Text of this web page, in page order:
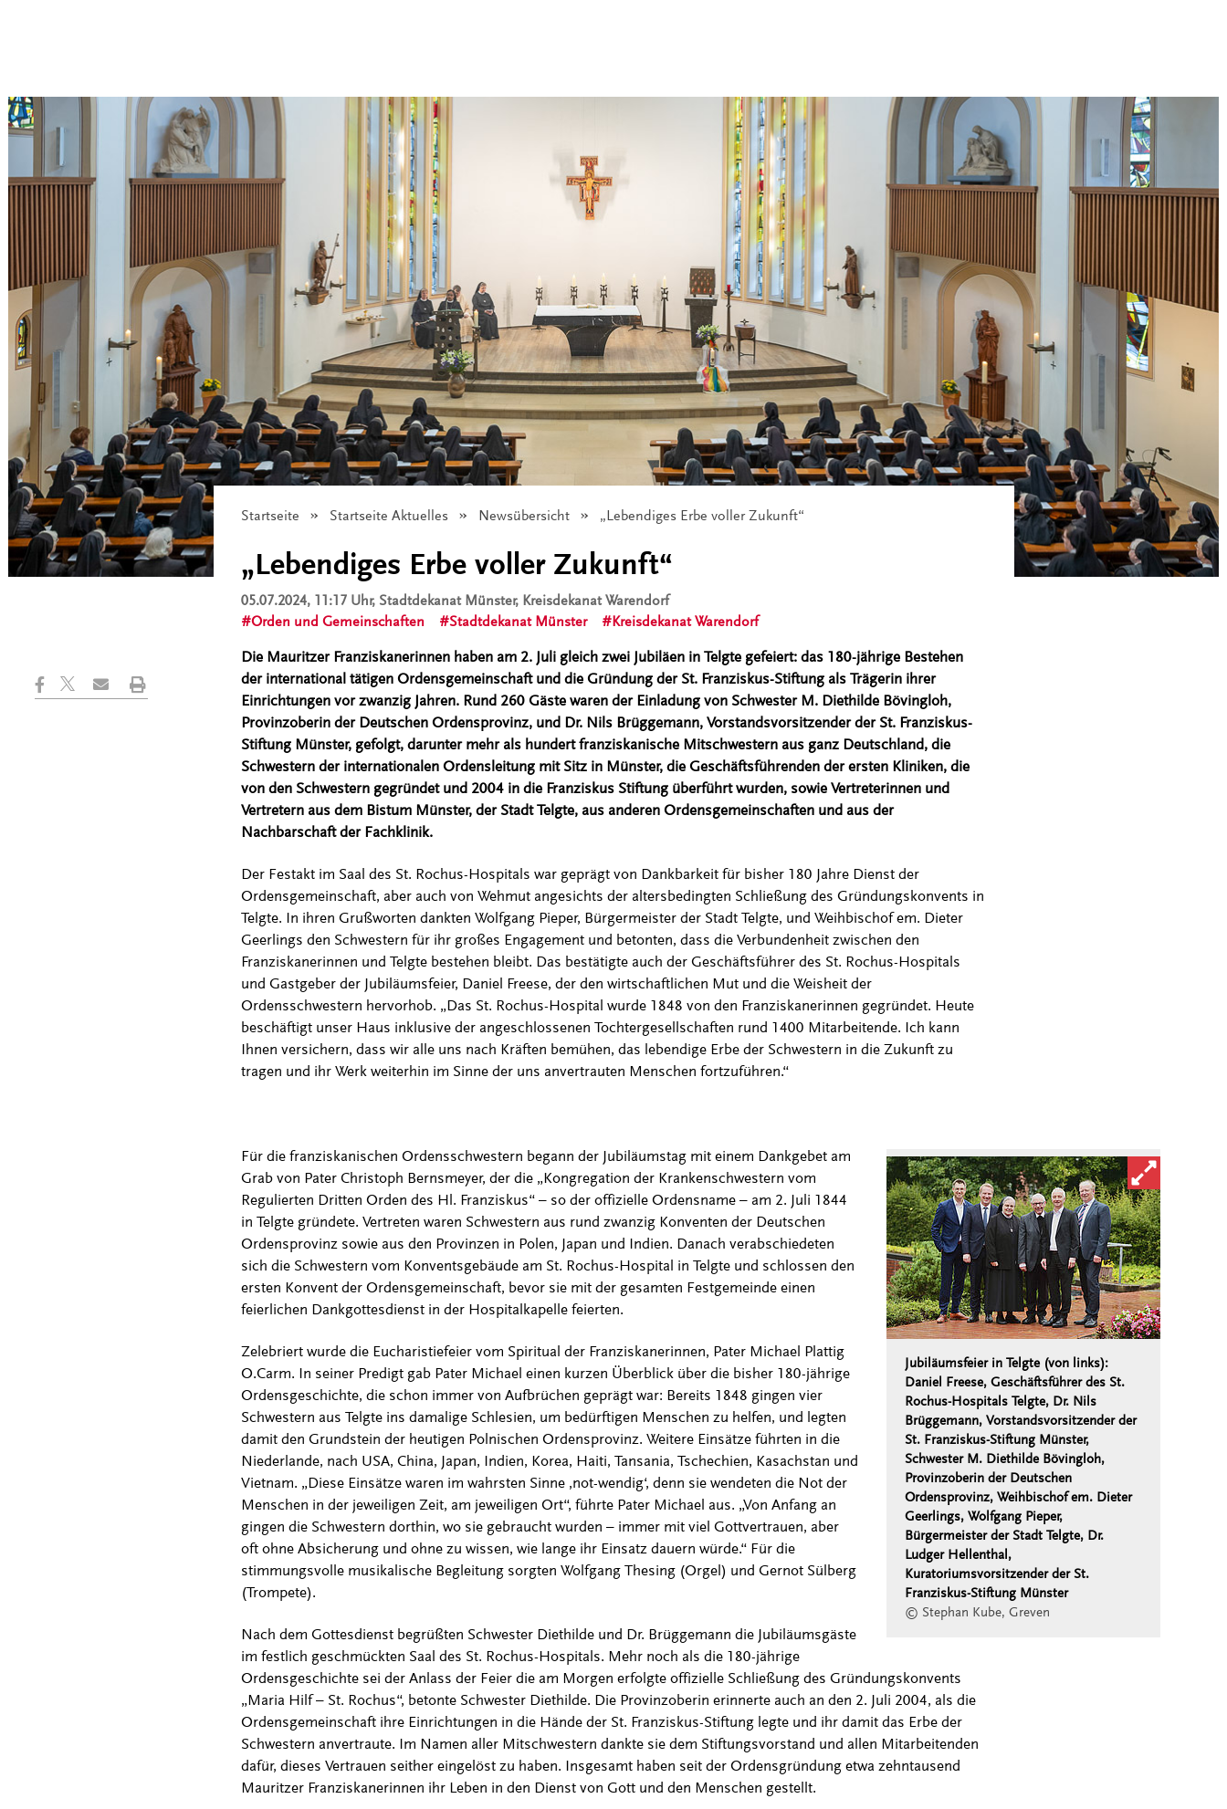
Startseite Startseite Aktuelles Newsübersicht Angezeigt:
„Lebendiges Erbe voller Zukunft“
„Lebendiges Erbe voller Zukunft“
05.07.2024, 11:17 Uhr, Stadtdekanat Münster, Kreisdekanat Warendorf
Orden und Gemeinschaften
Stadtdekanat Münster Kreisdekanat Warendorf
Die Mauritzer Franziskanerinnen haben am 2. Juli gleich zwei Jubiläen in Telgte gefeiert: das 180-jährige Bestehen
der international tätigen Ordensgemeinschaft und die Gründung der St. Franziskus-Stiftung als Trägerin ihrer
Einrichtungen vor zwanzig Jahren. Rund 260 Gäste waren der Einladung von Schwester M. Diethilde Bövingloh,
Provinzoberin der Deutschen Ordensprovinz, und Dr. Nils Brüggemann, Vorstandsvorsitzender der St. Franziskus-
Stiftung Münster, gefolgt, darunter mehr als hundert franziskanische Mitschwestern aus ganz Deutschland, die
Schwestern der internationalen Ordensleitung mit Sitz in Münster, die Geschäftsführenden der ersten Kliniken, die
von den Schwestern gegründet und 2004 in die Franziskus Stiftung überführt wurden, sowie Vertreterinnen und
Vertretern aus dem Bistum Münster, der Stadt Telgte, aus anderen Ordensgemeinschaften und aus der
Nachbarschaft der Fachklinik.
Der Festakt im Saal des St. Rochus-Hospitals war geprägt von Dankbarkeit für bisher 180 Jahre Dienst der
Ordensgemeinschaft, aber auch von Wehmut angesichts der altersbedingten Schließung des Gründungskonvents in
Telgte. In ihren Grußworten dankten Wolfgang Pieper, Bürgermeister der Stadt Telgte, und Weihbischof em. Dieter
Geerlings den Schwestern für ihr großes Engagement und betonten, dass die Verbundenheit zwischen den
Franziskanerinnen und Telgte bestehen bleibt. Das bestätigte auch der Geschäftsführer des St. Rochus-Hospitals
und Gastgeber der Jubiläumsfeier, Daniel Freese, der den wirtschaftlichen Mut und die Weisheit der
Ordensschwestern hervorhob. „Das St. Rochus-Hospital wurde 1848 von den Franziskanerinnen gegründet. Heute
beschäftigt unser Haus inklusive der angeschlossenen Tochtergesellschaften rund 1400 Mitarbeitende. Ich kann
Ihnen versichern, dass wir alle uns nach Kräften bemühen, das lebendige Erbe der Schwestern in die Zukunft zu
tragen und ihr Werk weiterhin im Sinne der uns anvertrauten Menschen fortzuführen.“
Bild in
Jubiläumsfeier in Telgte (von links):
Daniel Freese, Geschäftsführer des St.
Rochus-Hospitals Telgte, Dr. Nils
Brüggemann, Vorstandsvorsitzender der
St. Franziskus-Stiftung Münster,
Schwester M. Diethilde Bövingloh,
Provinzoberin der Deutschen
Ordensprovinz, Weihbischof em. Dieter
Geerlings, Wolfgang Pieper,
Bürgermeister der Stadt Telgte, Dr.
Ludger Hellenthal,
Kuratoriumsvorsitzender der St.
Franziskus-Stiftung Münster
© Stephan Kube, Greven
Für die franziskanischen Ordensschwestern begann der Jubiläumstag mit einem Dankgebet am
Grab von Pater Christoph Bernsmeyer, der die „Kongregation der Krankenschwestern vom
Regulierten Dritten Orden des Hl. Franziskus“ – so der offizielle Ordensname – am 2. Juli 1844
in Telgte gründete. Vertreten waren Schwestern aus rund zwanzig Konventen der Deutschen
Ordensprovinz sowie aus den Provinzen in Polen, Japan und Indien. Danach verabschiedeten
sich die Schwestern vom Konventsgebäude am St. Rochus-Hospital in Telgte und schlossen den
ersten Konvent der Ordensgemeinschaft, bevor sie mit der gesamten Festgemeinde einen
feierlichen Dankgottesdienst in der Hospitalkapelle feierten.
Zelebriert wurde die Eucharistiefeier vom Spiritual der Franziskanerinnen, Pater Michael Plattig
O.Carm. In seiner Predigt gab Pater Michael einen kurzen Überblick über die bisher 180-jährige
Ordensgeschichte, die schon immer von Aufbrüchen geprägt war: Bereits 1848 gingen vier
Schwestern aus Telgte ins damalige Schlesien, um bedürftigen Menschen zu helfen, und legten
damit den Grundstein der heutigen Polnischen Ordensprovinz. Weitere Einsätze führten in die
Niederlande, nach USA, China, Japan, Indien, Korea, Haiti, Tansania, Tschechien, Kasachstan und
Vietnam. „Diese Einsätze waren im wahrsten Sinne ‚not-wendig‘, denn sie wendeten die Not der
Menschen in der jeweiligen Zeit, am jeweiligen Ort“, führte Pater Michael aus. „Von Anfang an
gingen die Schwestern dorthin, wo sie gebraucht wurden – immer mit viel Gottvertrauen, aber
oft ohne Absicherung und ohne zu wissen, wie lange ihr Einsatz dauern würde.“ Für die
stimmungsvolle musikalische Begleitung sorgten Wolfgang Thesing (Orgel) und Gernot Sülberg
(Trompete).
Nach dem Gottesdienst begrüßten Schwester Diethilde und Dr. Brüggemann die Jubiläumsgäste
im festlich geschmückten Saal des St. Rochus-Hospitals. Mehr noch als die 180-jährige
Ordensgeschichte sei der Anlass der Feier die am Morgen erfolgte offizielle Schließung des Gründungskonvents
„Maria Hilf – St. Rochus“, betonte Schwester Diethilde. Die Provinzoberin erinnerte auch an den 2. Juli 2004, als die
Ordensgemeinschaft ihre Einrichtungen in die Hände der St. Franziskus-Stiftung legte und ihr damit das Erbe der
Schwestern anvertraute. Im Namen aller Mitschwestern dankte sie dem Stiftungsvorstand und allen Mitarbeitenden
dafür, dieses Vertrauen seither eingelöst zu haben. Insgesamt haben seit der Ordensgründung etwa zehntausend
Mauritzer Franziskanerinnen ihr Leben in den Dienst von Gott und den Menschen gestellt.